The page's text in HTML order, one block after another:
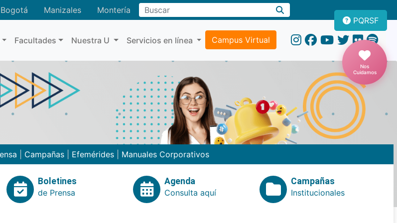
Bogotá Manizales MonteríaBuscar
Facultades Nuestra U Servicios en línea Campus Virtual
PQRSF
Nos
Cuidamos
Campañas Efemérides Manuales Corporativos
Boletines
de Prensa
Agenda
Consulta aquí
Campañas
Institucionales